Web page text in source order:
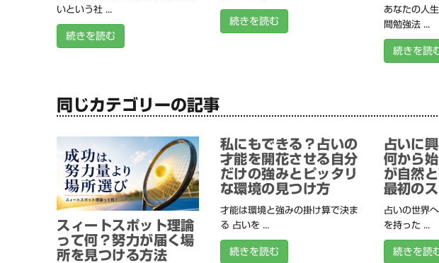
いという社 ...
続きを読む
続きを読む
あなたの人
間勉強法 ...
続きを読
同じカテゴリーの記事
スィートスポット理論
って何？努力が届く場
所を見つける方法
私にもできる？占いの
才能を開花させる自分
だけの強みとピッタリ
な環境の見つけ方
才能は環境と強みの掛け算で決ま
る 占いを ...
続きを読む
占いに
何から
が自然
最初の
占いの世界
を持った ...
続きを読